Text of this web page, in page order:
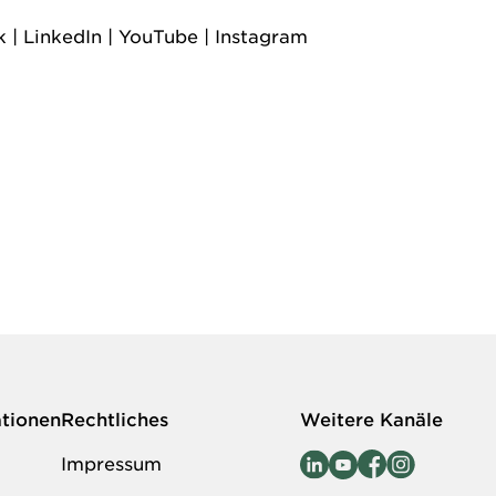
| LinkedIn | YouTube | Instagram
Rechtliches
Impressum
Weitere Kanäle